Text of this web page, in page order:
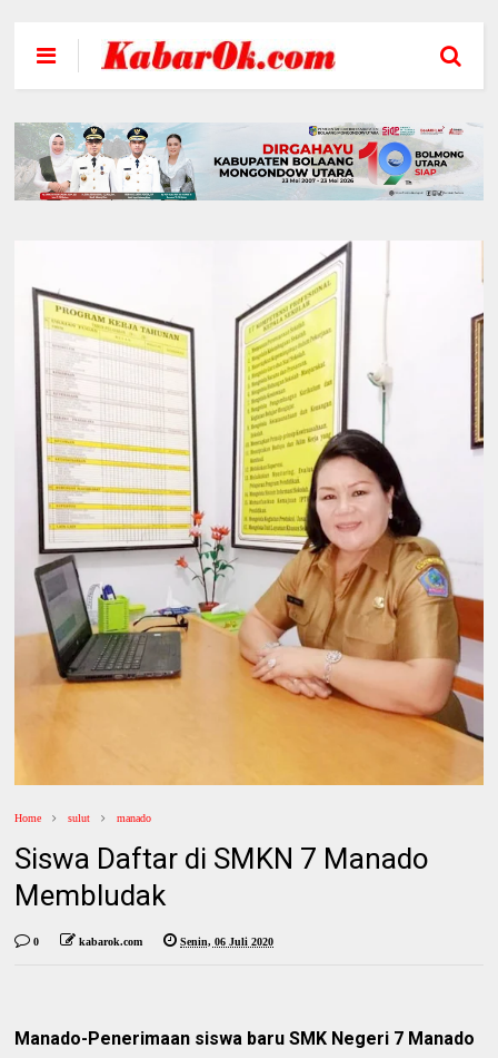
Home sulut manado
Siswa Daftar di SMKN 7 Manado
Membludak
0 kabarok.com Senin, 06 Juli 2020
Manado-Penerimaan siswa baru SMK Negeri 7 Manado